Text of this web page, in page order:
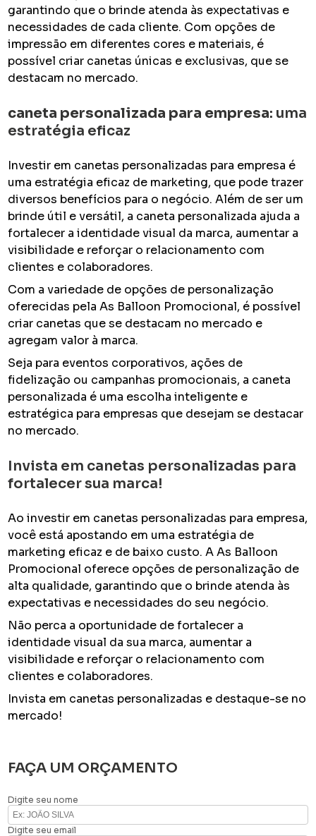
garantindo que o brinde atenda às expectativas e
necessidades de cada cliente. Com opções de
impressão em diferentes cores e materiais, é
possível criar canetas únicas e exclusivas, que se
destacam no mercado.
caneta personalizada para empresa: uma
estratégia eficaz
Investir em canetas personalizadas para empresa é
uma estratégia eficaz de marketing, que pode trazer
diversos benefícios para o negócio. Além de ser um
brinde útil e versátil, a caneta personalizada ajuda a
fortalecer a identidade visual da marca, aumentar a
visibilidade e reforçar o relacionamento com
clientes e colaboradores.
Com a variedade de opções de personalização
oferecidas pela As Balloon Promocional, é possível
criar canetas que se destacam no mercado e
agregam valor à marca.
Seja para eventos corporativos, ações de
fidelização ou campanhas promocionais, a caneta
personalizada é uma escolha inteligente e
estratégica para empresas que desejam se destacar
no mercado.
Invista em canetas personalizadas para
fortalecer sua marca!
Ao investir em canetas personalizadas para empresa,
você está apostando em uma estratégia de
marketing eficaz e de baixo custo. A As Balloon
Promocional oferece opções de personalização de
alta qualidade, garantindo que o brinde atenda às
expectativas e necessidades do seu negócio.
Não perca a oportunidade de fortalecer a
identidade visual da sua marca, aumentar a
visibilidade e reforçar o relacionamento com
clientes e colaboradores.
Invista em canetas personalizadas e destaque-se no
mercado!
FAÇA UM ORÇAMENTO
Digite seu nome
Digite seu email